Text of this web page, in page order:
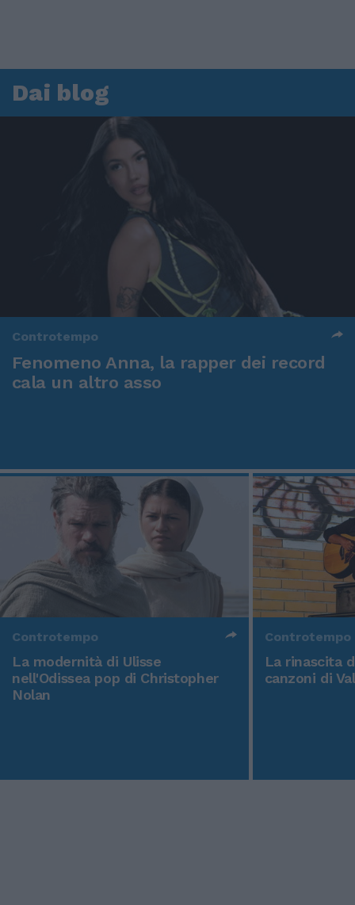
Dai blog
Controtempo
Fenomeno Anna, la rapper dei record
cala un altro asso
Controtempo
La modernità di Ulisse
nell'Odissea pop di Christopher
Nolan
Controtempo
La rinascita
canzoni di